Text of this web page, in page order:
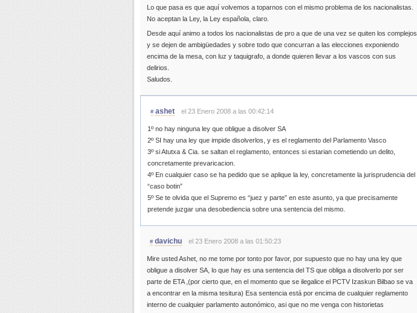
Lo que pasa es que aquí volvemos a toparnos con el mismo problema de los nacionalistas.
No aceptan la Ley, la Ley española, claro.
Desde aquí animo a todos los nacionalistas de pro a que de una vez se quiten los complejos
y se dejen de ambigüedades y sobre todo que concurran a las elecciones exponiendo
encima de la mesa, con luz y taquigrafo, a donde quieren llevar a los vascos con sus
delirios.
Saludos.
# ashet el 23 Enero 2008 a las 00:42:14
1º no hay ninguna ley que obligue a disolver SA
2º SI hay una ley que impide disolverlos, y es el reglamento del Parlamento Vasco
3º si Atutxa & Cia. se saltan el reglamento, entonces si estarian cometiendo un delito,
concretamente prevaricacion.
4º En cualquier caso se ha pedido que se aplique la ley, concretamente la jurisprudencia del
“caso botin”
5º Se te olvida que el Supremo es “juez y parte” en este asunto, ya que precisamente
pretende juzgar una desobediencia sobre una sentencia del mismo.
# davichu el 23 Enero 2008 a las 01:50:23
Mire usted Ashet, no me tome por tonto por favor, por supuesto que no hay una ley que
obligue a disolver SA, lo que hay es una sentencia del TS que obliga a disolverlo por ser
parte de ETA ,(por cierto que, en el momento que se ilegalice el PCTV Izaskun Bilbao se va
a encontrar en la misma tesitura) Esa sentencia está por encima de cualquier reglamento
interno de cualquier parlamento autonómico, asi que no me venga con historietas